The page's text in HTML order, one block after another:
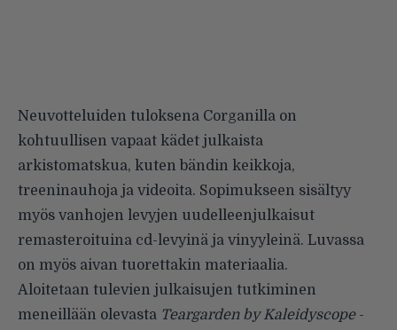
Neuvotteluiden tuloksena Corganilla on
kohtuullisen vapaat kädet julkaista
arkistomatskua, kuten bändin keikkoja,
treeninauhoja ja videoita. Sopimukseen sisältyy
myös vanhojen levyjen uudelleenjulkaisut
remasteroituina cd-levyinä ja vinyyleinä. Luvassa
on myös aivan tuorettakin materiaalia.
Aloitetaan tulevien julkaisujen tutkiminen
meneillään olevasta Teargarden by Kaleidyscope-